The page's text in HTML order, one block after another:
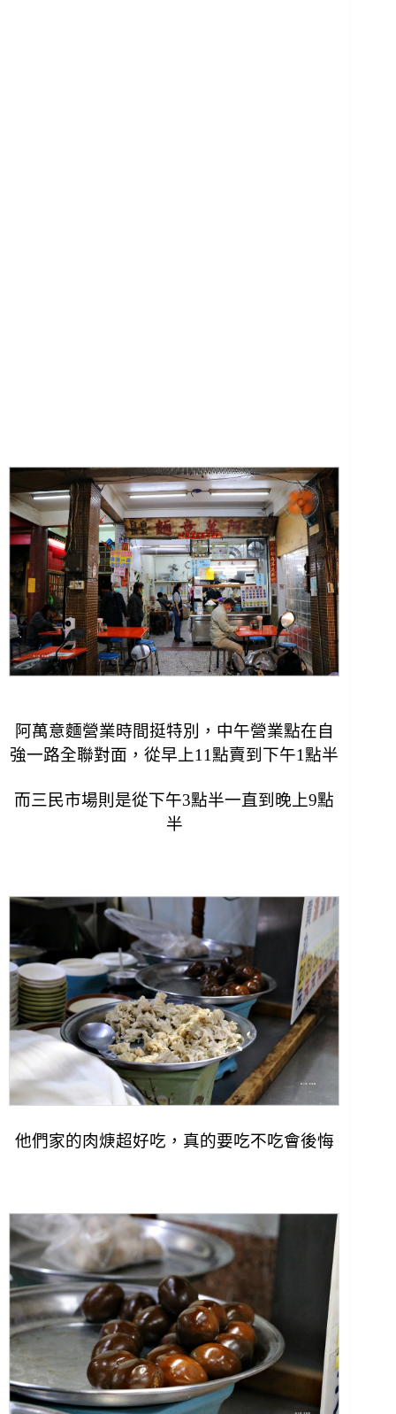
阿萬意麵營業時間挺特別，中午營業點在自
強一路全聯對面，從早上11點賣到下午1點半
而三民市場則是從下午3點半一直到晚上9點
半
他們家的肉焿超好吃，真的要吃不吃會後悔